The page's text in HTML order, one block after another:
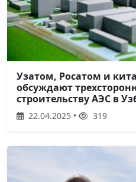
Узатом, Росатом и
обсуждают
строительству АЭС в
22.04.2025 • 319